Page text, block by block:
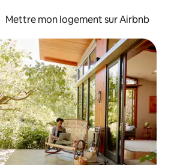
Mettre mon logement sur Airbnb